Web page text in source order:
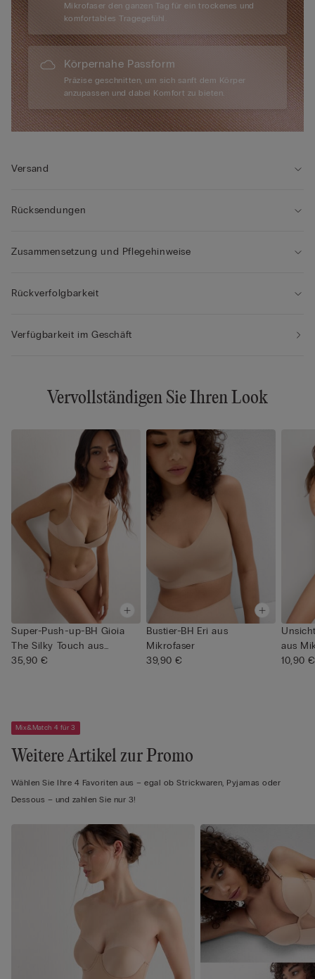
Mikrofaser den ganzen Tag für ein trockenes und
komfortables Tragegefühl.
Körpernahe Passform
Präzise geschnitten, um sich sanft dem Körper
anzupassen und dabei Komfort zu bieten.
Versand
Rücksendungen
Zusammensetzung und Pflegehinweise
Rückverfolgbarkeit
Verfügbarkeit im Geschäft
Vervollständigen Sie Ihren Look
Super-Push-up-BH Gioia
The Silky Touch aus
Mikrofa...
35,90 €
Bustier-BH Eri aus
Mikrofaser
39,90 €
aus
10,90 €
Mix&Match 4 für 3
Weitere Artikel zur Promo
Wählen Sie Ihre 4 Favoriten aus – egal ob Strickwaren, Pyjamas oder
Dessous – und zahlen Sie nur 3!